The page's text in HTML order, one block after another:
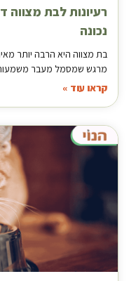
רעיונות לבת מצווה
נכונה
בת מצווה היא הרבה יותר
מרגש שמסמל מעבר
קראו עוד »